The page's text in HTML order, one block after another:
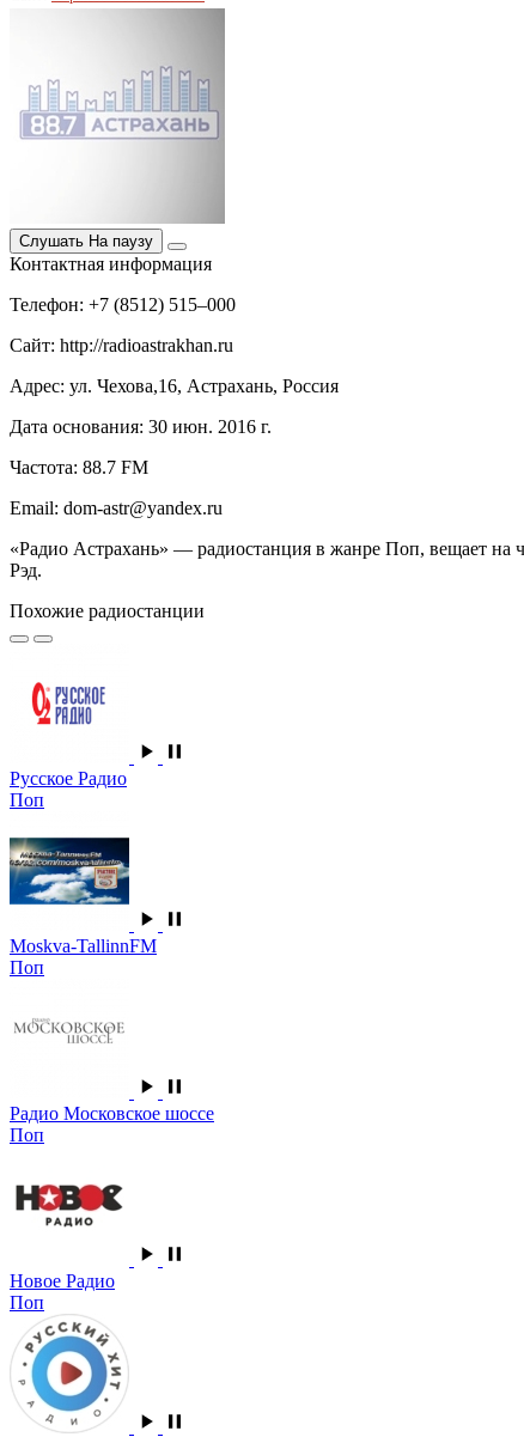
Слушать На паузу
Контактная информация
Телефон: +7 (8512) 515–000
Сайт: http://radioastrakhan.ru
Адрес: ул. Чехова,16, Астрахань, Россия
Дата основания: 30 июн. 2016 г.
Частота: 88.7 FM
Email: dom-astr@yandex.ru
«Радио Астрахань» — радиостанция в жанре Поп, вещает на
Рэд.
Похожие радиостанции
Русское Радио
Поп
Moskva-TallinnFM
Поп
Радио Московское шоссе
Поп
Новое Радио
Поп